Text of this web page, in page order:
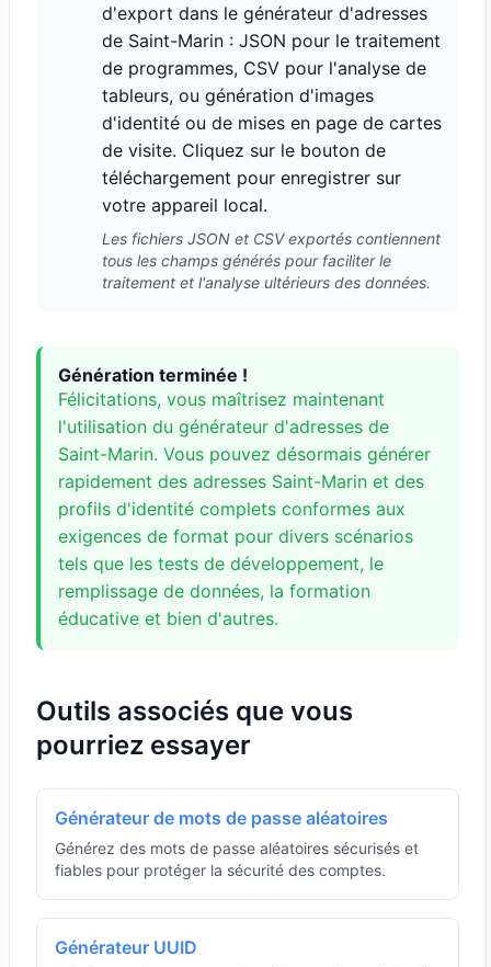
d'export dans le générateur d'adresses
de Saint-Marin : JSON pour le traitement
de programmes, CSV pour l'analyse de
tableurs, ou génération d'images
d'identité ou de mises en page de cartes
de visite. Cliquez sur le bouton de
téléchargement pour enregistrer sur
votre appareil local.
Les fichiers JSON et CSV exportés contiennent
tous les champs générés pour faciliter le
traitement et l'analyse ultérieurs des données.
Génération terminée !
Félicitations, vous maîtrisez maintenant
l'utilisation du générateur d'adresses de
Saint-Marin. Vous pouvez désormais générer
rapidement des adresses Saint-Marin et des
profils d'identité complets conformes aux
exigences de format pour divers scénarios
tels que les tests de développement, le
remplissage de données, la formation
éducative et bien d'autres.
Outils associés que vous
pourriez essayer
Générateur de mots de passe aléatoires
Générez des mots de passe aléatoires sécurisés et
fiables pour protéger la sécurité des comptes.
Générateur UUID